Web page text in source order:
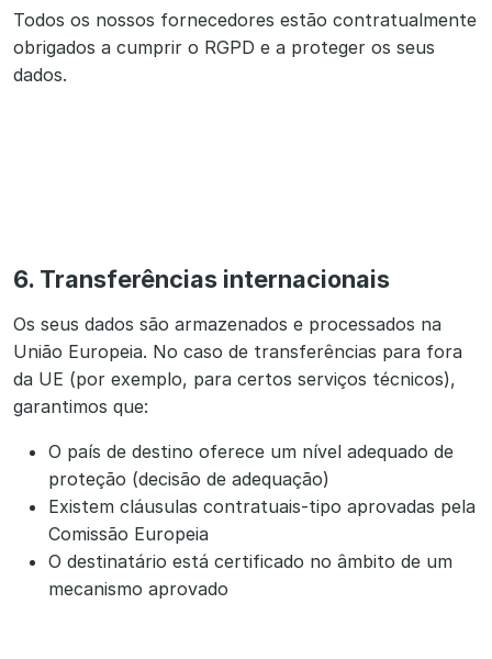
Todos os nossos fornecedores estão contratualmente
obrigados a cumprir o RGPD e a proteger os seus
dados.
6. Transferências internacionais
Os seus dados são armazenados e processados na
União Europeia. No caso de transferências para fora
da UE (por exemplo, para certos serviços técnicos),
garantimos que:
O país de destino oferece um nível adequado de
proteção (decisão de adequação)
Existem cláusulas contratuais-tipo aprovadas pela
Comissão Europeia
O destinatário está certificado no âmbito de um
mecanismo aprovado